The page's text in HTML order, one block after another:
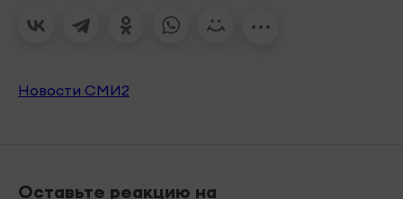
Новости СМИ2
Оставьте реакцию на